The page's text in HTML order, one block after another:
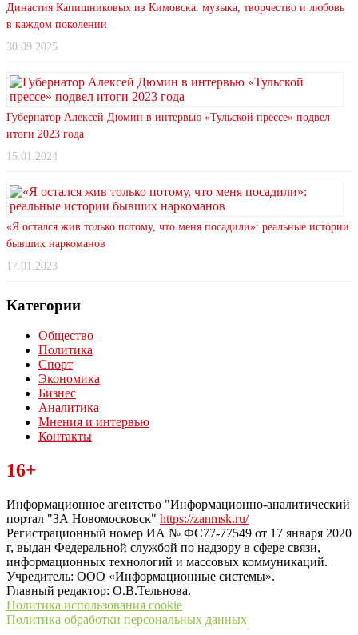
Династия Капишниковых из Кимовска: музыка, творчество и любовь
в каждом поколении
30.09.2025
Губернатор Алексей Дюмин в интервью «Тульской прессе» подвел
итоги 2023 года
15.01.2024
«Я остался жив только потому, что меня посадили»: реальные истории
бывших наркоманов
17.01.2023
Категории
Общество
Политика
Спорт
Экономика
Бизнес
Аналитика
Мнения и интервью
Контакты
Читайте последние новости дня в Тульской области на сайте
“ЗаНовомосковск”
16+
Информационное агентство "Информационно-аналитический
портал "ЗА Новомосковск" https://zanmsk.ru/
Регистрационный номер ИА № ФС77-77549 от 17 января 2020
г, выдан Федеральной службой по надзору в сфере связи,
информационных технологий и массовых коммуникаций.
Учредитель: ООО «Информационные системы».
Главный редактор: О.В.Тельнова.
Политика использования cookie
Политика обработки персональных данных